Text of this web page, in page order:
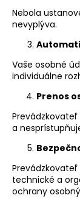
Nebola
nevyplýva.
Vaše osobné
individuálne
Prenos
a
Prevádzkovateľ
technické a
ochrany